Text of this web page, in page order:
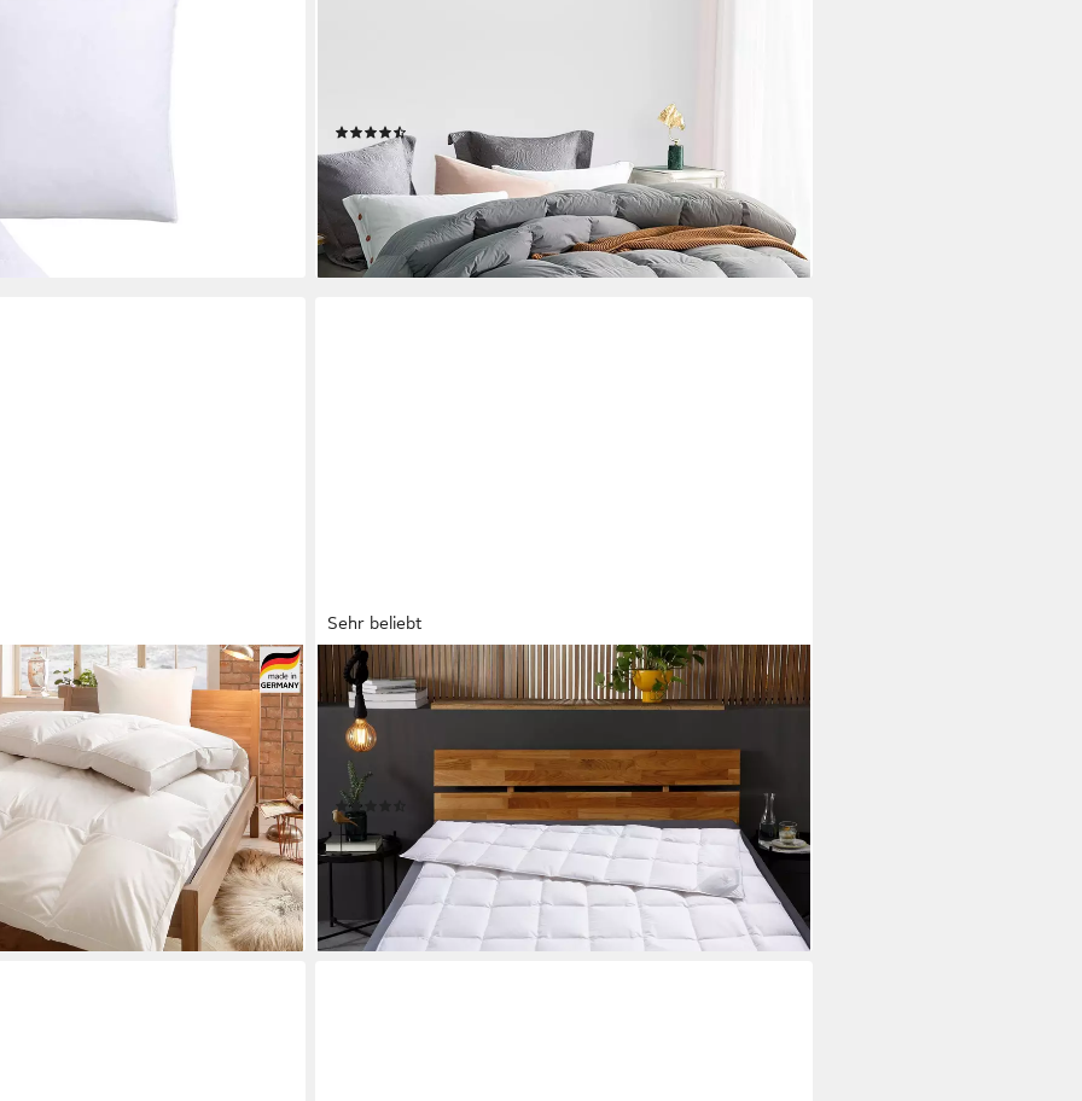
in 135x200 und 155x220cm
Federn und 10% Daunen, Bezug:
bei dir
(32)
ab 79,99 € UVP167,99 €
-52%
lieferbar - in 2-3 Werktagen bei dir
Bettdecke 135x200 cm, 155x220
Füllung: 60% Daunen, 40%
Bettdecken, Sommer,
in Green zertifiziert
€
bei dir
Sehr beliebt
OTTO KELLER
Daunenbettdecke Star, Bettdecken für Sommer oder
Winter, Decke, Ganzjahresdecke, Füllung: 100% Daunen,
Bezug: 100% Baumwolle, Bettdecke 135x200 cm, 155x220
cm und weitere Größen, Made in Germany
(1544)
ab 84,99 € UVP 269,90 €
-69%
lieferbar - in 3-4 Werktagen bei dir